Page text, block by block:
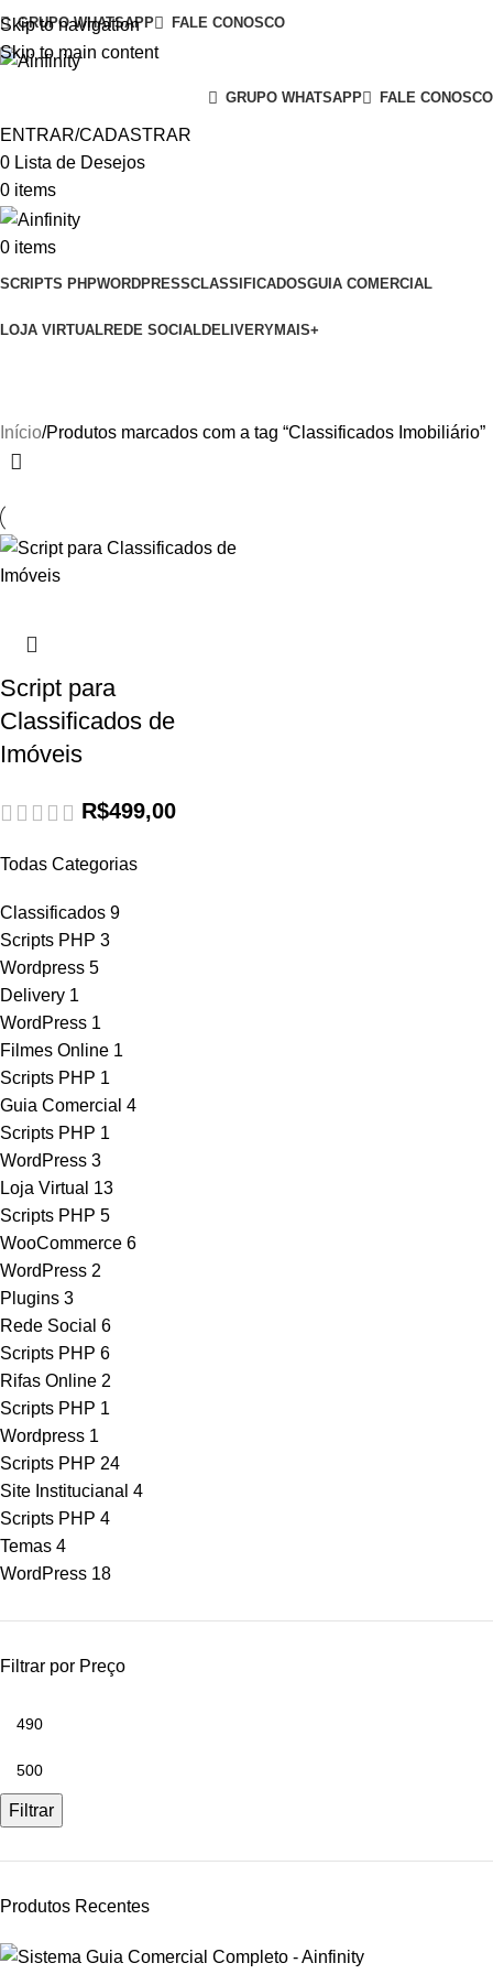
Skip to navigation
Skip to main content
GRUPO WHATSAPP FALE CONOSCO
GRUPO WHATSAPP FALE CONOSCO
ENTRAR/CADASTRAR
0 Lista de Desejos
0 items
0 items
SCRIPTS PHPWORDPRESSCLASSIFICADOSGUIA COMERCIAL
LOJA VIRTUALREDE SOCIALDELIVERYMAIS+
Todas Categorias
Classificados 9
Scripts PHP 3
Wordpress 5
Delivery 1
WordPress 1
Filmes Online 1
Scripts PHP 1
Guia Comercial 4
Scripts PHP 1
WordPress 3
Loja Virtual 13
Scripts PHP 5
WooCommerce 6
WordPress 2
Plugins 3
Rede Social 6
Scripts PHP 6
Rifas Online 2
Scripts PHP 1
Wordpress 1
Scripts PHP 24
Site Institucianal 4
Scripts PHP 4
Temas 4
WordPress 18
Filtrar por Preço
Filtrar
Produtos Recentes
Início Produtos marcados com a tag “Classificados Imobiliário”
Script para
Classificados de
Imóveis
R$499,00